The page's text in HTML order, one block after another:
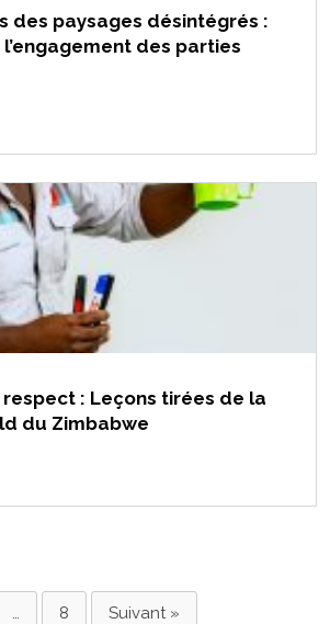
des paysages désintégrés :
des parties
: Leçons tirées de la
du Zimbabwe
… 8 Suivant »